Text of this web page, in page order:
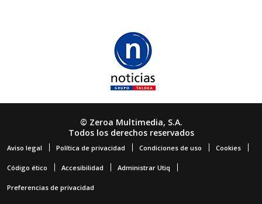
© Zeroa Multimedia, S.A.
Todos los derechos reservados
Aviso legal Política de privacidad Condiciones de uso Cookies
Código ético Accesibilidad Administrar Utiq
Preferencias de privacidad